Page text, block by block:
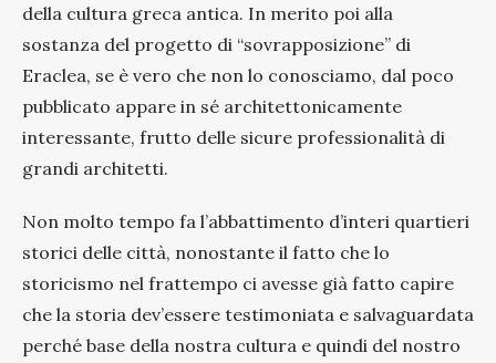
della cultura greca antica. In merito poi alla
sostanza del progetto di “sovrapposizione” di
Eraclea, se è vero che non lo conosciamo, dal poco
pubblicato appare in sé architettonicamente
interessante, frutto delle sicure professionalità di
grandi architetti.
Non molto tempo fa l’abbattimento d’interi quartieri
storici delle città, nonostante il fatto che lo
storicismo nel frattempo ci avesse già fatto capire
che la storia dev’essere testimoniata e salvaguardata
perché base della nostra cultura e quindi del nostro